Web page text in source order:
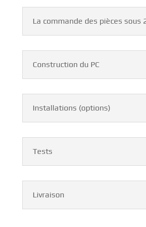
La commande des pièces sous
Construction du PC
Installations (options)
Tests
Livraison